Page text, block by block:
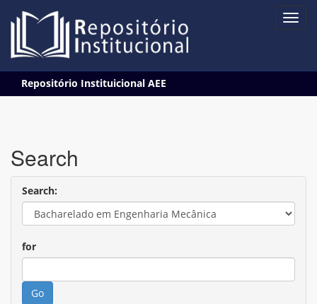
navigation
Repositório Instituicional AEE
Search
Search:
for